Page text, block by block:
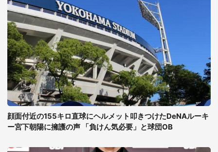
顔面付近の155キロ直球にヘルメット叩きつけたDeNAルーキ
ー宮下朝陽に擁護の声 「負けん気必要」と球団OB